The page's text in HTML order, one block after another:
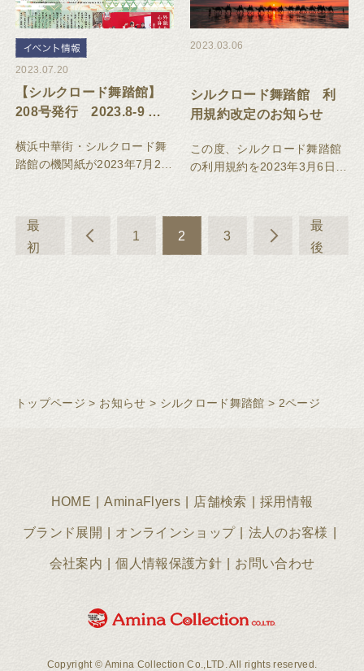
2023.07.20
【シルクロード舞踏館】
208号発行 2023.8-9 イ
ル
横浜中華街・シルクロード舞
踏館の機関紙が2023年7月20
2023.03.06
シルクロード舞踏館 利
用規約改定のお知らせ
この度、シルクロード舞踏館
の利用規約を2023年3月6日よ
す。改定後の規約内容をご確
認いただき、同意の上ご利用
いただけますようお願いいた
最
初
1 2 3
最
後
トップページ > お知らせ > シルクロード舞踏館 > 2ページ
HOME AminaFlyers 店舗検索 採用情報
ブランド展開 オンラインショップ 法人のお客様
会社案内 個人情報保護方針 お問い合わせ
Copyright © Amina Collection Co.,LTD. All rights reserved.